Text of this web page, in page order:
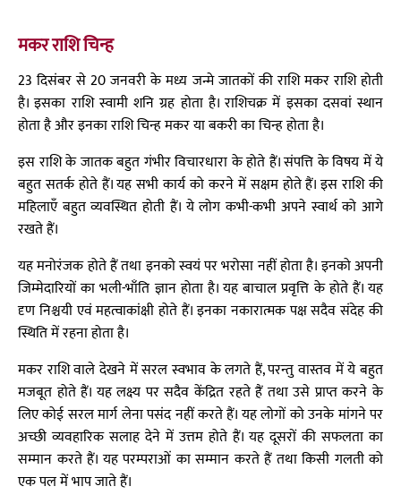
मकर राशि चिन्ह
23 दिसंबर से 20 जनवरी के मध्य जन्मे जातकों की राशि मकर राशि होती
है। इसका राशि स्वामी शनि ग्रह होता है। राशिचक्र में इसका दसवां स्थान
होता है और इनका राशि चिन्ह मकर या बकरी का चिन्ह होता है।
इस राशि के जातक बहुत गंभीर विचारधारा के होते हैं। संपत्ति के विषय में ये
बहुत सतर्क होते हैं। यह सभी कार्य को करने में सक्षम होते हैं। इस राशि की
महिलाएँ बहुत व्यवस्थित होती हैं। ये लोग कभी-कभी अपने स्वार्थ को आगे
रखते हैं।
यह मनोरंजक होते हैं तथा इनको स्वयं पर भरोसा नहीं होता है। इनको अपनी
जिम्मेदारियों का भली-भाँति ज्ञान होता है। यह बाचाल प्रवृत्ति के होते हैं। यह
दृण निश्चयी एवं महत्वाकांक्षी होते हैं। इनका नकारात्मक पक्ष सदैव संदेह की
स्थिति में रहना होता है।
मकर राशि वाले देखने में सरल स्वभाव के लगते हैं, परन्तु वास्तव में ये बहुत
मजबूत होते हैं। यह लक्ष्य पर सदैव केंद्रित रहते हैं तथा उसे प्राप्त करने के
लिए कोई सरल मार्ग लेना पसंद नहीं करते हैं। यह लोगों को उनके मांगने पर
अच्छी व्यवहारिक सलाह देने में उत्तम होते हैं। यह दूसरों की सफलता का
सम्मान करते हैं। यह परम्पराओं का सम्मान करते हैं तथा किसी गलती को
एक पल में भाप जाते हैं।